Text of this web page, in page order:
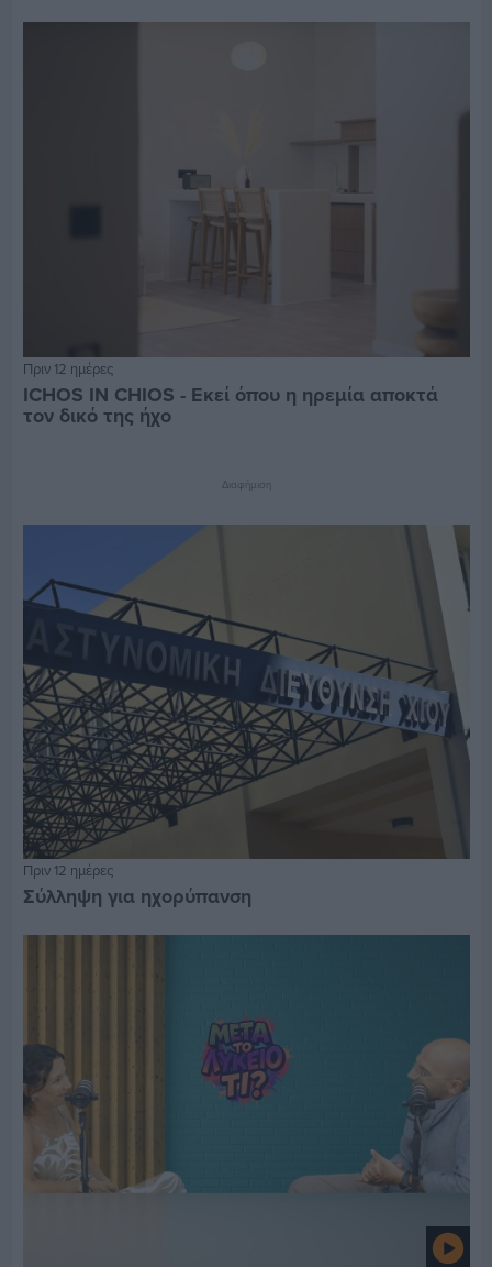
Πριν 12 ημέρες
ICHOS IN CHIOS - Εκεί όπου η ηρεμία αποκτά
τον δικό της ήχο
Διαφήμιση
Πριν 12 ημέρες
Σύλληψη για ηχορύπανση